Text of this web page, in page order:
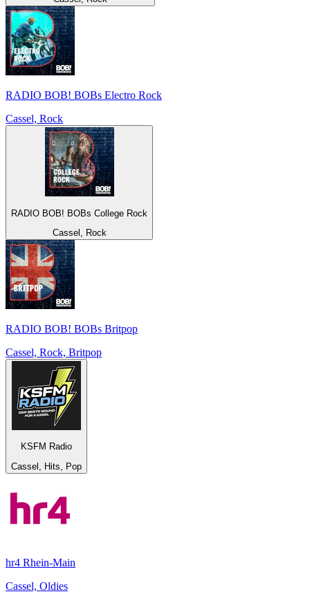
RADIO BOB! BOBs Electro Rock
Cassel, Rock
RADIO BOB! BOBs College Rock
Cassel, Rock
RADIO BOB! BOBs Britpop
Cassel, Rock, Britpop
KSFM Radio
Cassel, Hits, Pop
hr4 Rhein-Main
Cassel, Oldies